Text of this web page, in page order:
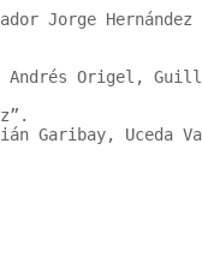
Jorge
Andrés Origel,
Garibay, Uceda